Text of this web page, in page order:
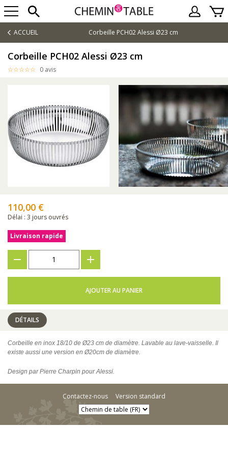
ACCUEIL Corbeille PCH02 Alessi Ø23 cm
Corbeille PCH02 Alessi Ø23 cm
0 avis
110,00 €
Délai : 3 jours ouvrés
Livraison rapide
AJOUTER AU PANIER
DÉTAILS
Corbeille en inox 18/10 de Ø23 cm de diamètre. Lavable au lave-vaisselle. Il
existe aussi une version en Ø20cm de diamètre.
Design par Pierre Charpin pour Alessi.
Contactez-nous Version standard